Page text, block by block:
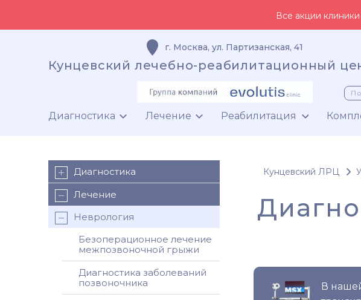
Все акции
г. Москва, ул. Партизанская, 41
Кунцевский лечебно-реабилитационный
Диагностика Лечение Реабилитация
Диагностика
Лечение
Неврология
Безоперационное лечение
межпозвоночной грыжи
Диагностика заболеваний
позвоночника
Кунцевский ЛРЦ
В